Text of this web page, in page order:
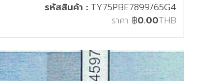
รหัสสินค้า : TY75PBE7899/65G4
ราคา ฿0.00THB